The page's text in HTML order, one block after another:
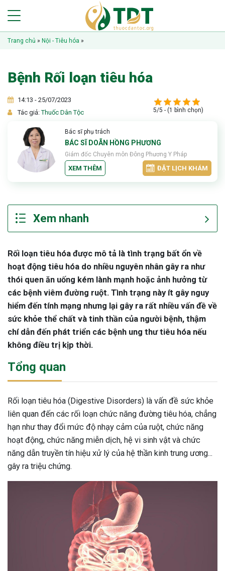
Trang chủ » Nội - Tiêu hóa »
Bệnh Rối loạn tiêu hóa
14:13 - 25/07/2023
Tác giả:Thuốc Dân Tộc 5/5 - (1 bình chọn)
Bác sĩ phụ trách
BÁC SĨ DOÃN HỒNG PHƯƠNG
Giám đốc Chuyên môn Đông Phương Y Pháp
XEM THÊM ĐẶT LỊCH KHÁM
Rối loạn tiêu hóa được mô tả là tình trạng bất ổn về
hoạt động tiêu hóa do nhiều nguyên nhân gây ra như
thói quen ăn uống kém lành mạnh hoặc ảnh hưởng từ
các bệnh viêm đường ruột. Tình trạng này ít gây nguy
hiểm đến tính mạng nhưng lại gây ra rất nhiều vấn đề về
sức khỏe thể chất và tinh thần của người bệnh, thậm
chí dẫn đến phát triển các bệnh ung thư tiêu hóa nếu
không điều trị kịp thời.
Tổng quan
Rối loạn tiêu hóa (Digestive Disorders) là vấn đề sức khỏe
liên quan đến các rối loạn chức năng đường tiêu hóa, chẳng
hạn như thay đổi mức độ nhạy cảm của ruột, chức năng
hoạt động, chức năng miễn dịch, hệ vi sinh vật và chức
năng dẫn truyền tín hiệu xử lý của hệ thần kinh trung ương...
gây ra triệu chứng.